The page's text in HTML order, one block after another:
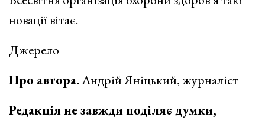
новації вітає.
Джерело
Про автора.Андрій Яніцький, журналіст
Редакція не завжди поділяє думки,